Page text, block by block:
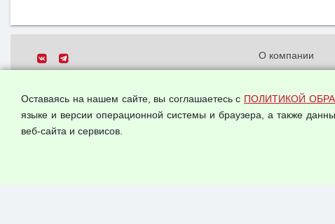
Все права защищены.
О компании
данных
Оставаясь на нашем сайте, вы соглашаетесь с ПОЛИТИКОЙ
языке и версии операционной системы и браузера, а также
веб-сайта и сервисов.